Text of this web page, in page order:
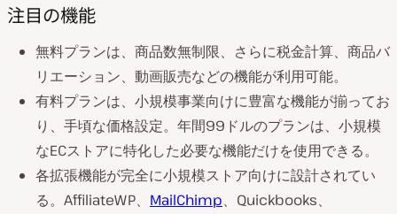
注目の機能
無料プランは、商品数無制限、さらに税金計算、商品バ
リエーション、動画販売などの機能が利用可能。
有料プランは、小規模事業向けに豊富な機能が揃ってお
り、手頃な価格設定。年間99ドルのプランは、小規模
なECストアに特化した必要な機能だけを使用できる。
各拡張機能が完全に小規模ストア向けに設計されてい
る。AffiliateWP、 MailChimp、Quickbooks、